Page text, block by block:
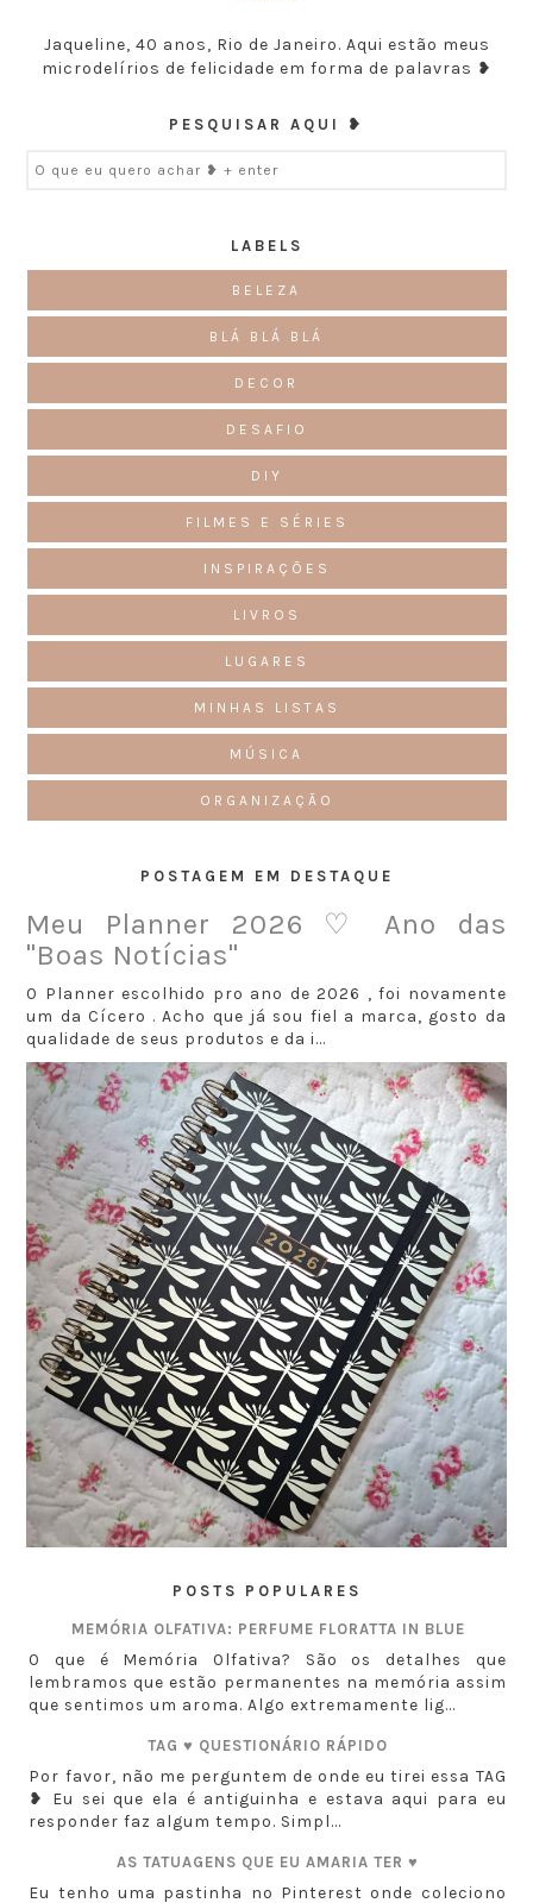
Jaqueline, 40 anos, Rio de Janeiro. Aqui estão meus
microdelírios de felicidade em forma de palavras ❥
PESQUISAR AQUI ❥
LABELS
BELEZA
BLÁ BLÁ BLÁ
DECOR
DESAFIO
DIY
FILMES E SÉRIES
INSPIRAÇÕES
LIVROS
LUGARES
MINHAS LISTAS
MÚSICA
ORGANIZAÇÃO
POSTAGEM EM DESTAQUE
Meu Planner 2026 ♡ Ano das
"Boas Notícias"
O Planner escolhido pro ano de 2026 , foi novamente
um da Cícero . Acho que já sou fiel a marca, gosto da
qualidade de seus produtos e da i...
POSTS POPULARES
MEMÓRIA OLFATIVA: PERFUME FLORATTA IN BLUE
O que é Memória Olfativa? São os detalhes que
lembramos que estão permanentes na memória assim
que sentimos um aroma. Algo extremamente lig...
TAG ♥ QUESTIONÁRIO RÁPIDO
Por favor, não me perguntem de onde eu tirei essa TAG
❥ Eu sei que ela é antiguinha e estava aqui para eu
responder faz algum tempo. Simpl...
AS TATUAGENS QUE EU AMARIA TER ♥
Eu tenho uma pastinha no Pinterest onde coleciono